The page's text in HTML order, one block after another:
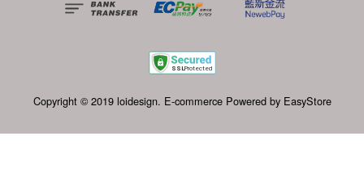
Copyright © 2019 loidesign. E-commerce Powered by EasyStore